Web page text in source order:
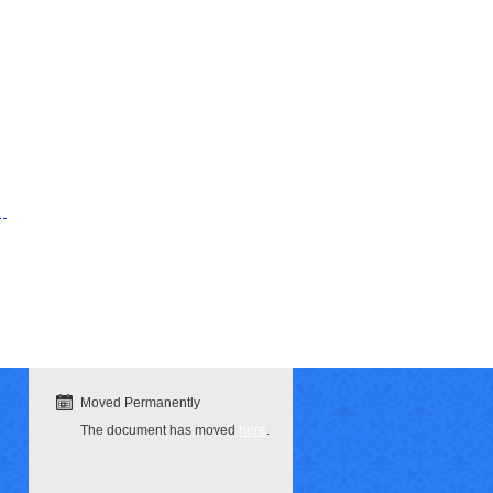
Moved Permanently
The document has moved
.